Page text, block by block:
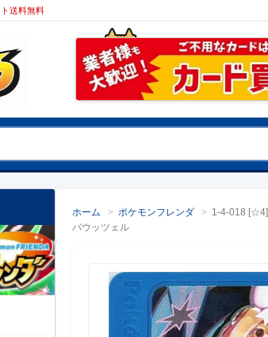
送料無料
ホーム > ポケモンフレンダ > 1-4-018 [☆4]
バウッツェル